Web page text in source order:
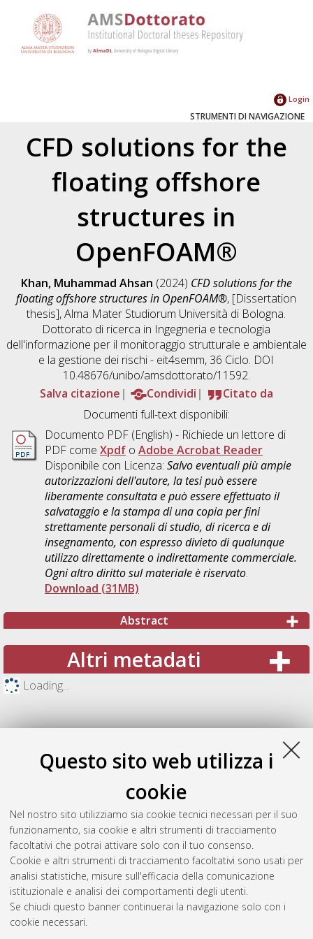
Questo sito web utilizza i
cookie
Nel nostro sito utilizziamo sia cookie tecnici necessari per il suo
funzionamento, sia cookie e altri strumenti di tracciamento
facoltativi che potrai attivare solo con il tuo consenso.
Cookie e altri strumenti di tracciamento facoltativi sono usati per
analisi statistiche, misure sull'efficacia della comunicazione
istituzionale e analisi dei comportamenti degli utenti.
Se chiudi questo banner continuerai la navigazione solo con i
cookie necessari.
Login
STRUMENTI DI NAVIGAZIONE
CFD solutions for the
floating offshore
structures in
OpenFOAM®
Khan, Muhammad Ahsan (2024) CFD solutions for the
floating offshore structures in OpenFOAM®, [Dissertation
thesis], Alma Mater Studiorum Università di Bologna.
Dottorato di ricerca in Ingegneria e tecnologia
dell'informazione per il monitoraggio strutturale e ambientale
e la gestione dei rischi - eit4semm, 36 Ciclo. DOI
10.48676/unibo/amsdottorato/11592.
Salva citazione
Condividi
Citato da
Documenti full-text disponibili:
Documento PDF(English) - Richiede un lettore di
PDF come Xpdfo Adobe Acrobat Reader
Disponibile con Licenza: Salvo eventuali più ampie
autorizzazioni dell'autore, la tesi può essere
liberamente consultata e può essere effettuato il
salvataggio e la stampa di una copia per fini
strettamente personali di studio, di ricerca e di
insegnamento, con espresso divieto di qualunque
utilizzo direttamente o indirettamente commerciale.
Ogni altro diritto sul materiale è riservato.
Download (31MB)
Abstract
Altri metadati
Loading...
Gestione del documento:
Atom